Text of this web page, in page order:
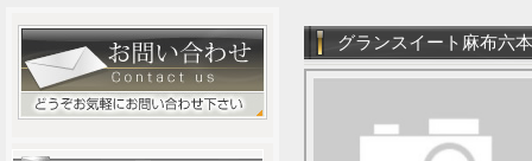
グランスイート麻布六